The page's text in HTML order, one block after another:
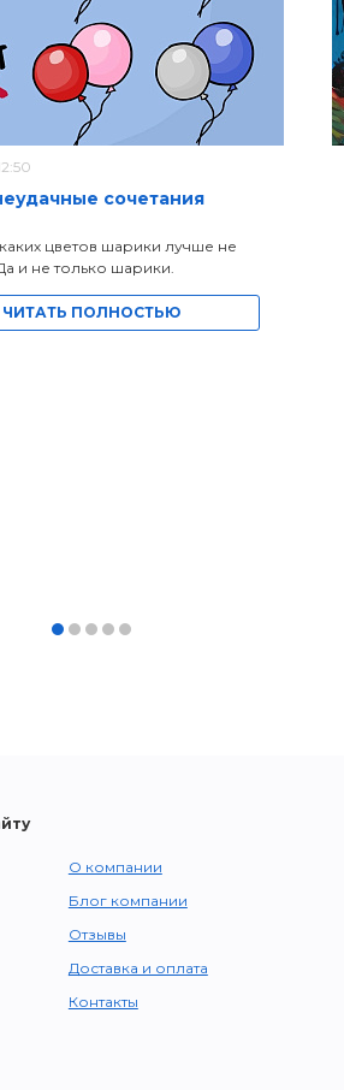
сочетания
цветов шарики лучше не
и не только шарики.
ЧИТАТЬ ПОЛНОСТЬЮ
О компании
Блог компании
Отзывы
Доставка и оплата
Контакты